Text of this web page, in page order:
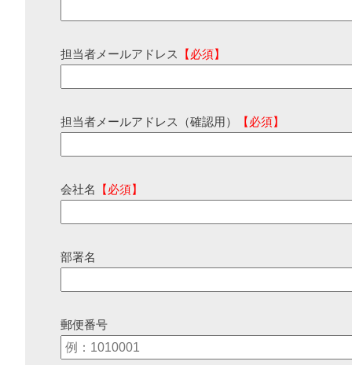
担当者メールアドレス 【必須】
担当者メールアドレス（確認用） 【必須】
会社名 【必須】
部署名
郵便番号